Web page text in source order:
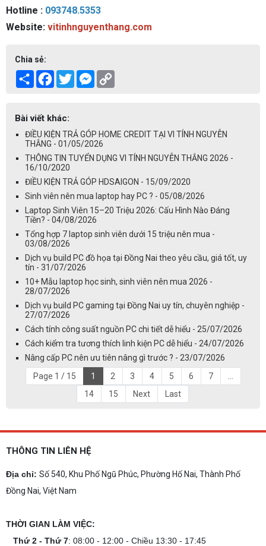
Hotline : 093748.5353
Website: vitinhnguyenthang.com
Chia sẻ:
Share Facebook
TwitterMessenger
Bài viết khác:
ĐIỀU KIỆN TRẢ GÓP HOME CREDIT TẠI VI TÍNH NGUYỄN
THẮNG - 01/05/2026
THÔNG TIN TUYỂN DỤNG VI TÍNH NGUYỄN THẮNG 2026 -
16/10/2020
ĐIỀU KIỆN TRẢ GÓP HDSAIGON - 15/09/2020
Sinh viên nên mua laptop hay PC ? - 05/08/2026
Laptop Sinh Viên 15–20 Triệu 2026: Cấu Hình Nào Đáng
Tiền? - 04/08/2026
Tổng hợp 7 laptop sinh viên dưới 15 triệu nên mua -
03/08/2026
Dịch vụ build PC đồ họa tại Đồng Nai theo yêu cầu, giá tốt, uy
tín - 31/07/2026
10+ Mẫu laptop học sinh, sinh viên nên mua 2026 -
28/07/2026
Dịch vụ build PC gaming tại Đồng Nai uy tín, chuyên nghiệp -
27/07/2026
Cách tính công suất nguồn PC chi tiết dễ hiểu - 25/07/2026
Cách kiểm tra tương thích linh kiện PC dễ hiểu - 24/07/2026
Nâng cấp PC nên ưu tiên nâng gì trước ? - 23/07/2026
Page 1 / 15
1 2 3 4 5 6 7
14
15 Next Last
THÔNG TIN LIÊN HỆ
Địa chỉ: Số 540, Khu Phố Ngũ Phúc, Phường Hố Nai, Thành Phố
Đồng Nai, Việt Nam
THỜI GIAN LÀM VIỆC:
Thứ 2 - Thứ 7: 08:00 - 12:00 - Chiều 13:30 - 17:45